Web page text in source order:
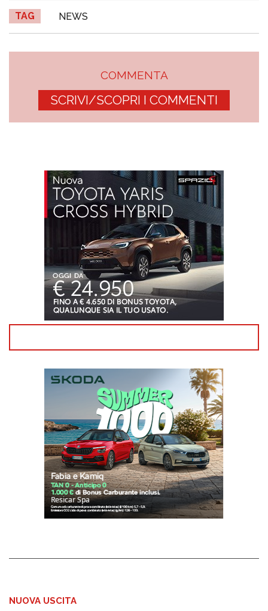
TAG NEWS
COMMENTA
SCRIVI/SCOPRI I COMMENTI
NUOVA USCITA